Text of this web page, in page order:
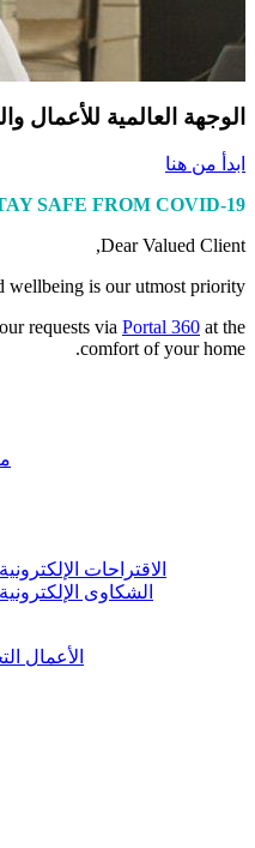
الوجهة العالمية للأعمال
ابدأ من هنا
SAFE FROM COVID-19!
Dear Valued Client,
wellbeing is our utmost priority.
requests via Portal 360 at the
comfort of your home.
الاقتراحات
الشكاوى
الأعمال